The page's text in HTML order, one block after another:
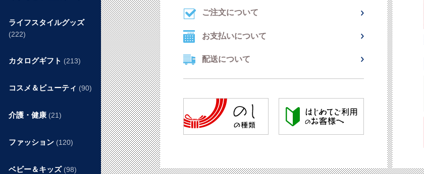
ライフスタイルグッズ
(222)
カタログギフト (213)
コスメ＆ビューティ (90)
介護・健康 (21)
ファッション (120)
ベビー＆キッズ (98)
ご注文について
お支払いについて
配送について